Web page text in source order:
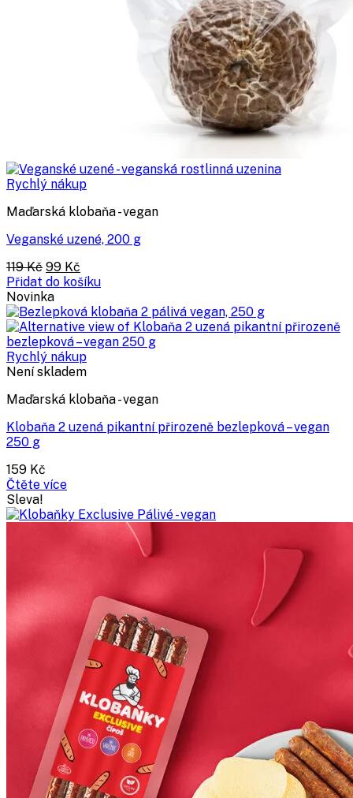
Rychlý nákup
Maďarská klobaňa - vegan
Veganské uzené, 200 g
119Kč Původní
cena
byla:
119 Kč.
99 Kč
cena
99 Kč.
Přidat do košíku
Novinka
Rychlý nákup
Není skladem
Maďarská klobaňa - vegan
Klobaňa 2 uzená pikantní přirozeně bezlepková – vegan
250 g
159 Kč
Čtěte více
Sleva!